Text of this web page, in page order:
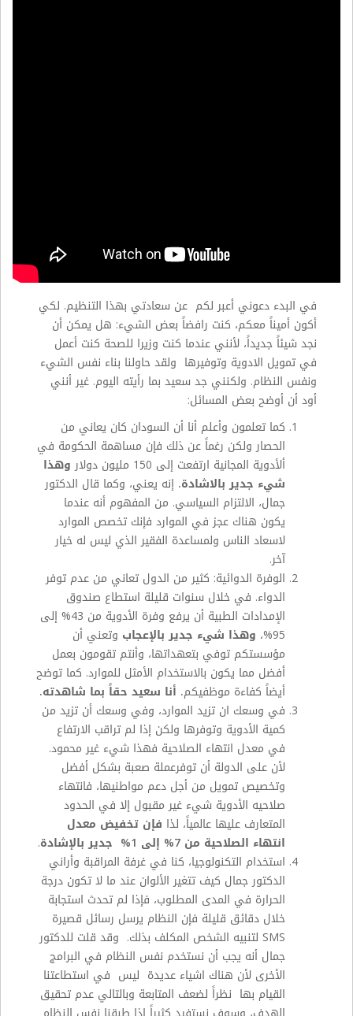
في البدء دعوني أعبر لكم عن سعادتي بهذا التنظيم. لكي
أكون أميناً معكم، كنت رافضاً بعض الشيء: هل يمكن أن
نجد شيئاً جديداً، لأنني عندما كنت وزيرا للصحة كنت أعمل
في تمويل الادوية وتوفيرها ولقد حاولنا بناء نفس الشيء
ونفس النظام. ولكنني جد سعيد بما رأيته اليوم. غير أنني
أود أن أوضح بعض المسائل:
كما تعلمون وأعلم أنا أن السودان كان يعاني من
الحصار ولكن رغماً عن ذلك فإن مساهمة الحكومة في
ألأدوية المجانية ارتفعت إلى 150 مليون دولار
وهذا
شيء جدير بالاشادة. إنه يعني، وكما قال الدكتور
جمال، الالتزام السياسي. من المفهوم أنه عندما
يكون هناك عجز في الموارد فإنك تخصص الموارد
لاسعاد الناس ولمساعدة الفقير الذي ليس له خيار
آخر.
الوفرة الدوائية: كثير من الدول تعاني من عدم توفر
الدواء. في خلال سنوات قليلة استطاع صندوق
الإمدادات الطبية أن يرفع وفرة الأدوية من 43% إلى
95%،
وهذا شيء جدير بالإعجاب وتعني أن
مؤسستكم توفي بتعهداتها، وأنتم تقومون بعمل
أفضل مما يكون بالاستخدام الأمثل للموارد. كما توضح
أيضاً كفاءة موظفيكم. أنا سعيد حقاً بما شاهدته.
في وسعك ان تزيد الموارد، وفي وسعك أن تزيد من
كمية الأدوية وتوفرها ولكن إذا لم تراقب الارتفاع
في معدل انتهاء الصلاحية فهذا شيء غير محمود.
لأن على الدولة أن توفرعملة صعبة بشكل أفضل
وتخصيص تمويل من أجل دعم مواطنيها، فانتهاء
صلاحيه الأدوية شيء غير مقبول إلا في الحدود
المتعارف عليها عالمياً، لذا فإن تخفيض معدل
انتهاء الصلاحية من 7% إلى 1% جدير بالإشادة
.
استخدام التكنولوجيا، كنا في غرفة المراقبة وأراني
الدكتور جمال كيف تتغير الألوان عند ما لا تكون درجة
الحرارة في المدى المطلوب، فإذا لم تحدث استجابة
خلال دقائق قليلة فإن النظام يرسل رسائل قصيرة
SMS لتنبيه الشخص المكلف بذلك. وقد قلت للدكتور
جمال أنه يجب أن نستخدم نفس النظام في البرامج
الأخرى لأن هناك اشياء عديدة ليس في استطاعتنا
القيام بها نظراً لضعف المتابعة وبالتالي عدم تحقيق